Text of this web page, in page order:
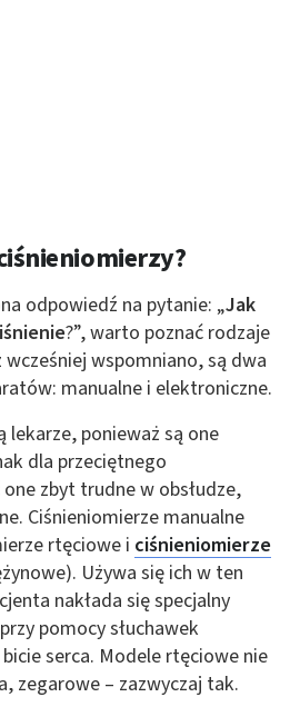
odpowiedź na pytanie: „Jak
?”, warto poznać rodzaje
wspomniano, są dwa
manualne i elektroniczne.
lekarze, ponieważ są one
dla przeciętnego
zbyt trudne w obsłudze,
Ciśnieniomierze manualne
rtęciowe i ciśnieniomierze
Używa się ich w ten
nakłada się specjalny
pomocy słuchawek
serca. Modele rtęciowe nie
zegarowe – zazwyczaj tak.